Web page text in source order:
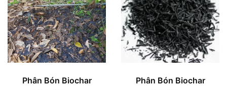
Phân Bón Biochar
Phân Bón Biochar